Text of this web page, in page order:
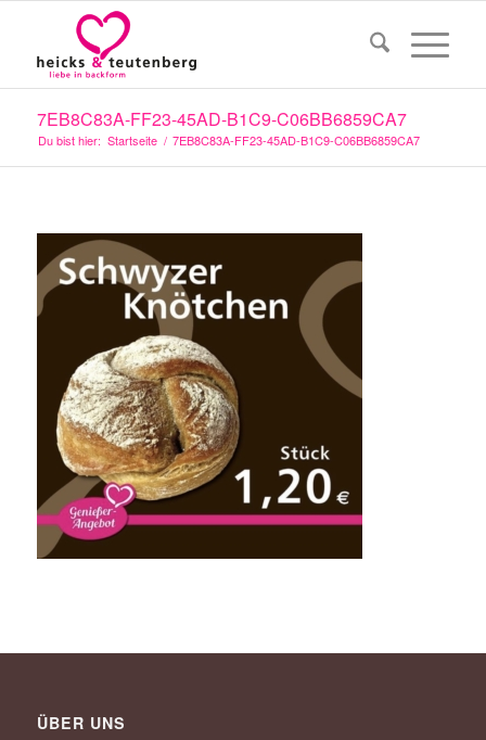
7EB8C83A-FF23-45AD-B1C9-C06BB6859CA7
Du bist hier: Startseite / 7EB8C83A-FF23-45AD-B1C9-C06BB6859CA7
ÜBER UNS